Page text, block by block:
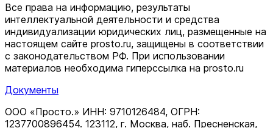
Все права на информацию, результаты
интеллектуальной деятельности и средства
индивидуализации юридических лиц, размещенные на
настоящем сайте prosto.ru, защищены в соответствии
c законодательством РФ. При использовании
материалов необходима гиперссылка на prosto.ru
Документы
ООО «Просто.» ИНН: 9710126484, ОГРН:
1237700896454. 123112, г. Москва, наб. Пресненская,